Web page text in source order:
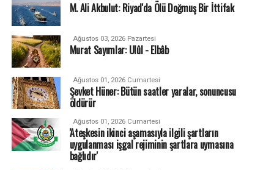
M. Ali Akbulut: Riyad'da Ölü Doğmuş Bir İttifak
Ağustos 03, 2026 Pazartesi
Murat Sayımlar: Ulûl - Elbâb
Ağustos 01, 2026 Cumartesi
Şevket Hüner: Bütün saatler yaralar, sonuncusu
öldürür
Ağustos 01, 2026 Cumartesi
'Ateşkesin ikinci aşamasıyla ilgili şartların
uygulanması işgal rejiminin şartlara uymasına
bağlıdır'